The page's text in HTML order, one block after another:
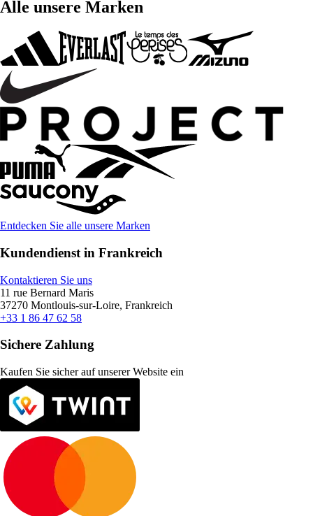
Alle unsere Marken
Entdecken Sie alle unsere Marken
Kundendienst in Frankreich
Kontaktieren Sie uns
11 rue Bernard Maris
37270 Montlouis-sur-Loire, Frankreich
+33 1 86 47 62 58
Sichere Zahlung
Kaufen Sie sicher auf unserer Website ein